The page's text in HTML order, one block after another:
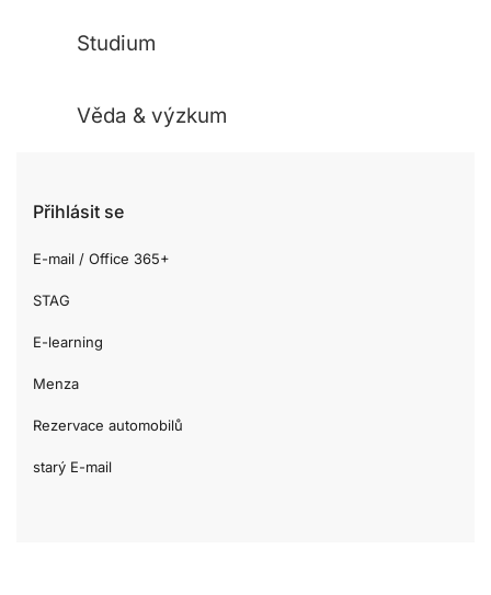
Studium
Věda & výzkum
Přihlásit se
E-mail / Office 365+
STAG
E-learning
Menza
Rezervace automobilů
starý E-mail